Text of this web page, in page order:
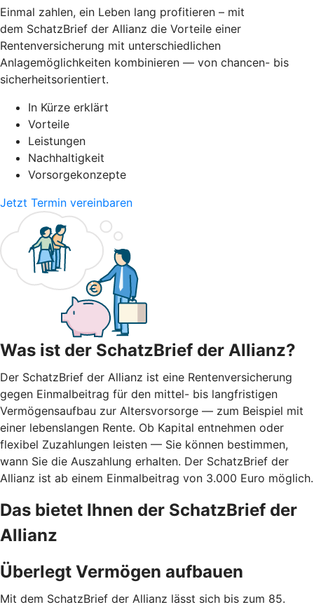
Einmal zahlen, ein Leben lang profitieren – mit
dem SchatzBrief der Allianz die Vorteile einer
Rentenversicherung mit unterschiedlichen
Anlagemöglichkeiten kombinieren — von chancen- bis
sicherheitsorientiert.
In Kürze erklärt
Vorteile
Leistungen
Nachhaltigkeit
Vorsorgekonzepte
Jetzt Termin vereinbaren
Was ist der SchatzBrief der Allianz?
Der SchatzBrief der Allianz ist eine Rentenversicherung
gegen Einmalbeitrag für den mittel- bis langfristigen
Vermögensaufbau zur Altersvorsorge — zum Beispiel mit
einer lebenslangen Rente. Ob Kapital entnehmen oder
flexibel Zuzahlungen leisten — Sie können bestimmen,
wann Sie die Auszahlung erhalten. Der SchatzBrief der
Allianz ist ab einem Einmalbeitrag von 3.000 Euro möglich.
Das bietet Ihnen der SchatzBrief der
Allianz
Überlegt Vermögen aufbauen
Mit dem SchatzBrief der Allianz lässt sich bis zum 85.